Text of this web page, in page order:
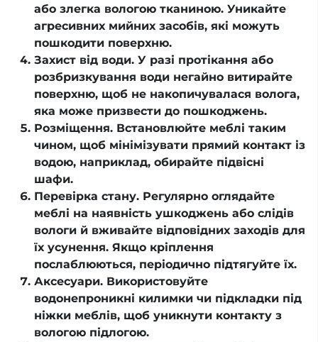
або злегка вологою тканиною. Уникайте
агресивних мийних засобів, які можуть
пошкодити поверхню.
Захист від води. У разі протікання або
розбризкування води негайно витирайте
поверхню, щоб не накопичувалася волога,
яка може призвести до пошкоджень.
Розміщення. Встановлюйте меблі таким
чином, щоб мінімізувати прямий контакт із
водою, наприклад, обирайте підвісні
шафи.
Перевірка стану. Регулярно оглядайте
меблі на наявність ушкоджень або слідів
вологи й вживайте відповідних заходів для
їх усунення. Якщо кріплення
послаблюються, періодично підтягуйте їх.
Аксесуари. Використовуйте
водонепроникні килимки чи підкладки під
ніжки меблів, щоб уникнути контакту з
вологою підлогою.